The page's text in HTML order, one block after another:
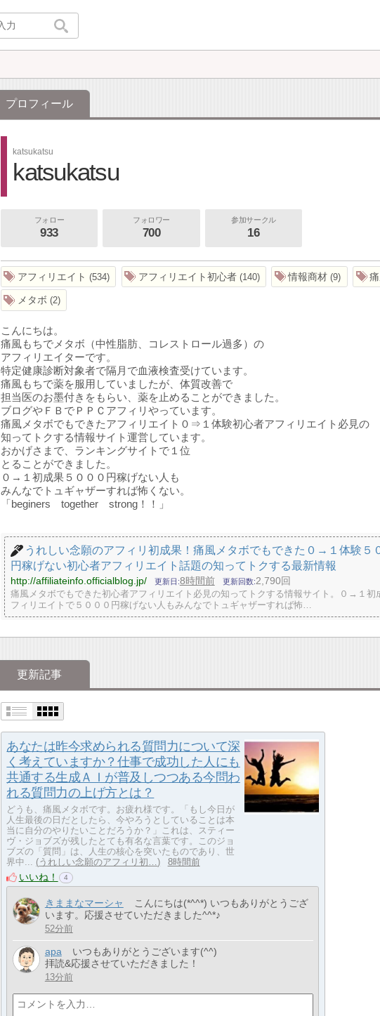
プロフィール
katsukatsu
katsukatsu
フォロー
933
フォロワー
700
参加サークル
16
アフィリエイト 534 アフィリエイト初心者 140 情報商材 9
メタボ 2
こんにちは。
痛風もちでメタボ（中性脂肪、コレストロール過多）の
アフィリエイターです。
特定健康診断対象者で隔月で血液検査受けています。
痛風もちで薬を服用していましたが、体質改善で
担当医のお墨付きをもらい、薬を止めることができました。
ブログやＦＢでＰＰＣアフィリやっています。
痛風メタボでもできたアフィリエイト０⇒１体験初心者アフィリエイト必見の
知ってトクする情報サイト運営しています。
おかげさまで、ランキングサイトで１位
とることができました。
０→１初成果５０００円稼げない人も
みんなでトュギャザーすれば怖くない。
「beginers together strong！！」
うれしい念願のアフィリ初成果！痛風メタボでもできた０→１体験５
円稼げない初心者アフィリエイト話題の知ってトクする最新情報
http://affiliateinfo.officialblog.jp/ 更新日 8時間前 更新回数 2,790回
痛風メタボでもできた初心者アフィリエイト必見の知ってトクする情報サイト。０→１初
フィリエイトで５０００円稼げない人もみんなでトュギャザーすれば怖…
更新記事
あなたは昨今求められる質問力について深
く考えていますか？仕事で成功した人にも
共通する生成ＡＩが普及しつつある今問わ
れる質問力の上げ方とは？
どうも、痛風メタボです。お疲れ様です。「もし今日が
人生最後の日だとしたら、今やろうとしていることは本
当に自分のやりたいことだろうか？」これは、スティー
ヴ・ジョブズが残したとても有名な言葉です。このジョ
ブズの「質問」は、人生の核心を突いたものであり、世
界中...
うれしい念願のアフィリ初… 8時間前
いいね！ 4
きままなマーシャ
こんにちは(*^^*) いつもありがとうござ
います。応援させていただきました^^*♪
52分前
apa
いつもありがとうございます(^^)
拝読&応援させていただきました！
13分前